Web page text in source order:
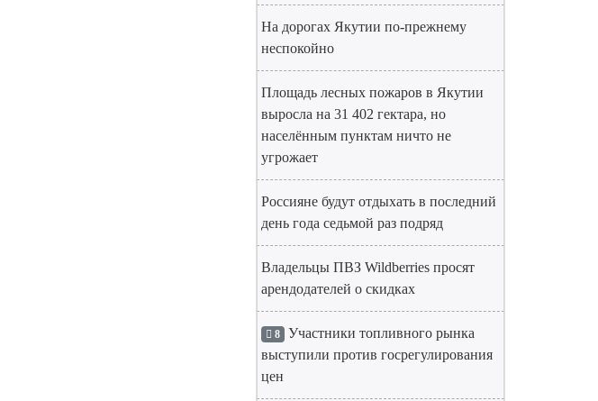
На дорогах Якутии по-прежнему
неспокойно
Площадь лесных пожаров в Якутии
выросла на 31 402 гектара, но
населённым пунктам ничто не
угрожает
Россияне будут отдыхать в последний
день года седьмой раз подряд
Владельцы ПВЗ Wildberries просят
арендодателей о скидках
8 Участники топливного рынка
выступили против госрегулирования
цен